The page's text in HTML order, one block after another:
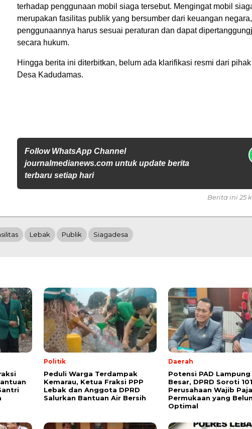
terhadap penggunaan mobil siaga tersebut. Mengingat mobil
merupakan fasilitas publik yang bersumber dari keuangan negara,
penggunaannya harus sesuai peraturan dan dapat
secara hukum.
Hingga berita ini diterbitkan, belum ada klarifikasi resmi dari
Desa Kadudamas.
Follow WhatsApp Channel
journalmedianews.com untuk update berita
terbaru setiap hari
Berita ini 25
Lebak Publik Siagadesa
Politik
Peduli Warga Terdampak
Kemarau, Ketua Fraksi PPP
Lebak dan Anggota DPRD
Salurkan Bantuan Air Bersih
Daerah
Potensi PAD Lampung
Besar, DPRD Soroti 101
Perusahaan Wajib
Permukaan yang
Optimal